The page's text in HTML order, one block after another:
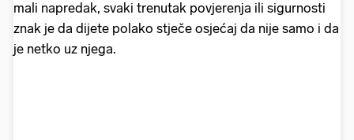
mali napredak, svaki trenutak povjerenja ili sigurnosti
znak je da dijete polako stječe osjećaj da nije samo i da
je netko uz njega.